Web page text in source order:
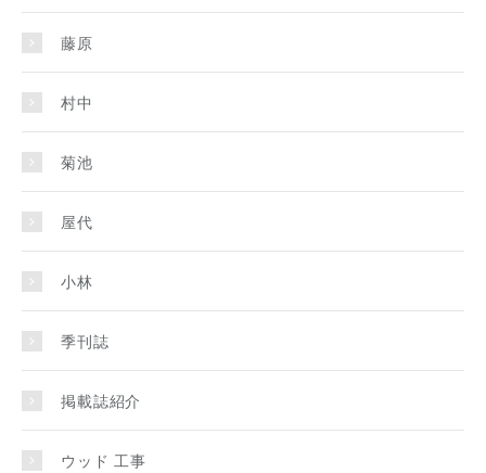
藤原
村中
菊池
屋代
小林
季刊誌
掲載誌紹介
ウッド 工事